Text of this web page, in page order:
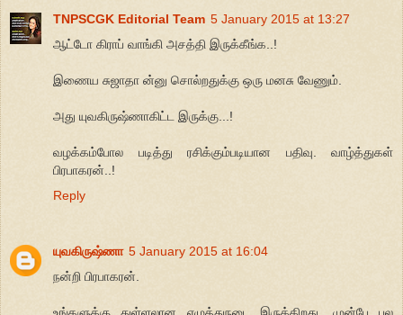
TNPSCGK Editorial Team 5 January 2015 at 13:27
ஆட்டோ கிராப் வாங்கி அசத்தி இருக்கீங்க..!
இணைய சுஜாதா ன்னு சொல்றதுக்கு ஒரு மனசு வேணும்.
அது யுவகிருஷ்ணாகிட்ட இருக்கு...!
வழக்கம்போல படித்து ரசிக்கும்படியான பதிவு. வாழ்த்துகள்
பிரபாகரன்..!
Reply
யுவகிருஷ்ணா 5 January 2015 at 16:04
நன்றி பிரபாகரன்.